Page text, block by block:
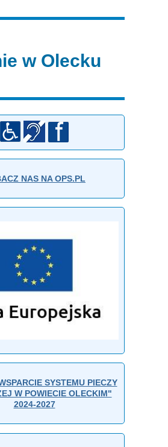
w Olecku
NAS NA OPS.PL
SYSTEMU PIECZY
W POWIECIE OLECKIM"
2024-2027